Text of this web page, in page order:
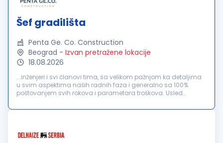
Šef gradilišta
Penta Ge. Co. Construction
Beograd - Izvan pretražene lokacije
18.08.2026
...inženjeri i svi članovi tima, sa velikom pažnjom ka detaljima
u svim aspektima naših radnih faza i generalno sa 100%
poštovanjem svih rokova i parametara troškova. Usled
mesto:šef...